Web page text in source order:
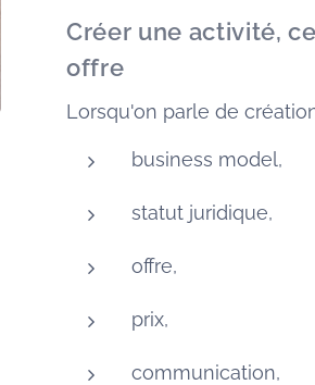
Créer une activité,
offre
Lorsqu'on parle de
business model,
statut juridique,
offre,
prix,
communication,